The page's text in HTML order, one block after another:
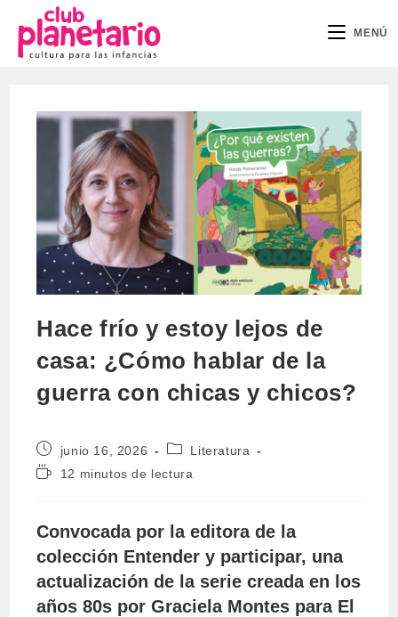
contenido
MENÚ
Hace frío y estoy lejos de
casa: ¿Cómo hablar de la
guerra con chicas y chicos?
Publicación
de
la
junio 16, 2026
Categoría
la
Literatura
Tiempo12 minutos de lectura
Convocada por la editora de la
colección Entender y participar, una
actualización de la serie creada en los
años 80s por Graciela Montes para El